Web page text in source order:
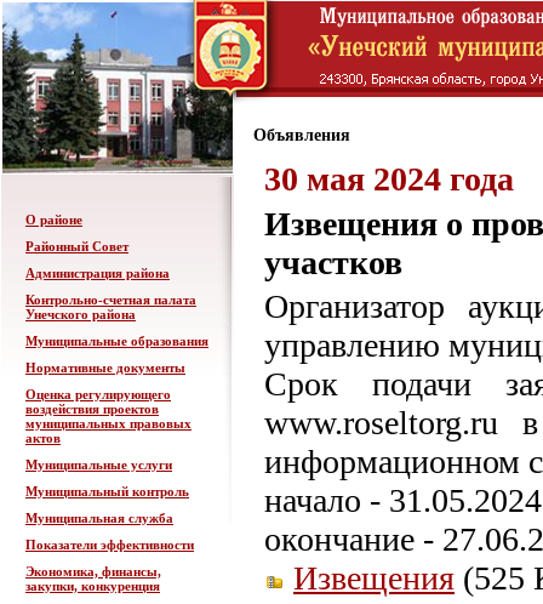
О районе
Районный Совет
Администрация района
Контрольно-счетная палата
Унечского района
Муниципальные образования
Нормативные документы
Оценка регулирующего
воздействия проектов
муниципальных правовых
актов
Муниципальные услуги
Муниципальный контроль
Муниципальная служба
Показатели эффективности
Экономика, финансы,
закупки, конкуренция
Объявления
30 мая 2024 года
Извещения о
участков
Организатор
управлению
Срок подачи
www.roseltorg.ru
информационном
начало -
окончание -
Извещения (525